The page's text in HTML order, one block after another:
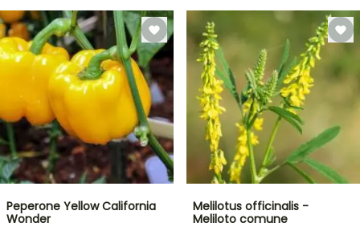
Peperone Yellow California
Wonder
Melilotus officinalis -
Meliloto comune